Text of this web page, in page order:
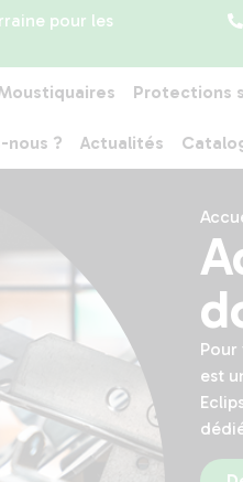
pour les
Protections
nous ? Actualités
est